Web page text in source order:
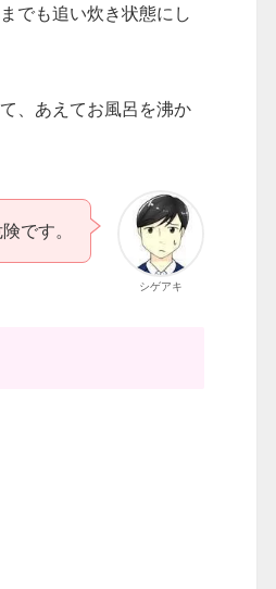
でも追い炊き状態にし
、あえてお風呂を沸か
シゲアキ
です。